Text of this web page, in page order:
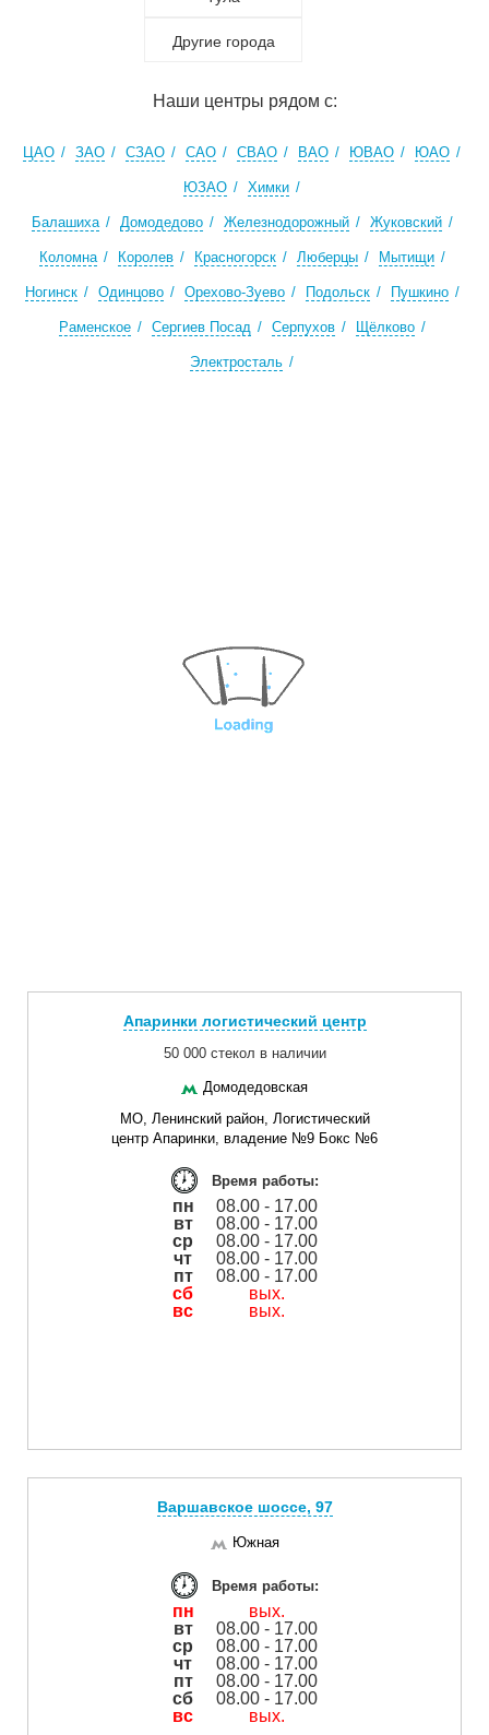
Другие города
Наши центры рядом с:
ЦАО ЗАО СЗАО САО СВАО ВАО ЮВАО ЮАО
ЮЗАО Химки
Балашиха Домодедово Железнодорожный Жуковский
Коломна Королев Красногорск Люберцы Мытищи
Ногинск Одинцово Орехово-Зуево Подольск Пушкино
Раменское Сергиев Посад Серпухов Щёлково
Электросталь
Апаринки логистический центр
50 000 стекол в наличии
Домодедовская
МО, Ленинский район, Логистический
центр Апаринки, владение №9 Бокс №6
Время работы:
пн
08.00 - 17.00
вт
08.00 - 17.00
ср
08.00 - 17.00
чт
08.00 - 17.00
пт
08.00 - 17.00
сб
вых.
вс
вых.
Варшавское шоссе, 97
Южная
Время работы:
пн
вых.
вт
08.00 - 17.00
ср
08.00 - 17.00
чт
08.00 - 17.00
пт
08.00 - 17.00
сб
08.00 - 17.00
вс
вых.